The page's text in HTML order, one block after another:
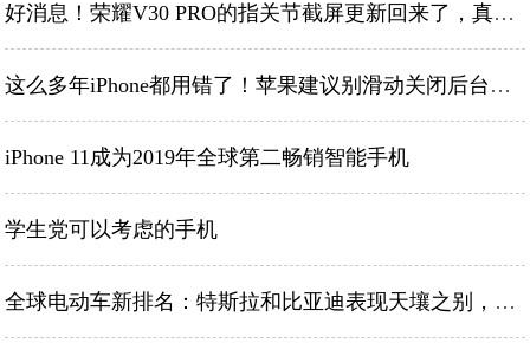
好消息！荣耀V30 PRO的指关节截屏更新回来了，真香？
这么多年iPhone都用错了！苹果建议别滑动关闭后台程序
iPhone 11成为2019年全球第二畅销智能手机
学生党可以考虑的手机
全球电动车新排名：特斯拉和比亚迪表现天壤之别，销量相差14万辆